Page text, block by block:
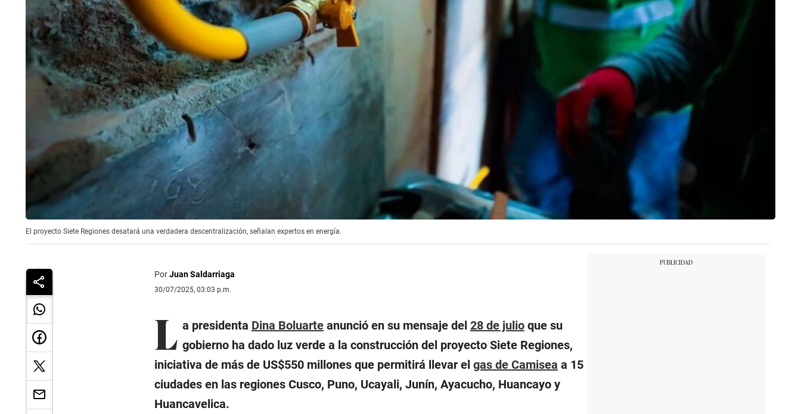
El proyecto Siete Regiones desatará una verdadera descentralización, señalan expertos en energía.
PorJuan Saldarriaga
30/07/2025, 03:03 p.m.
L a presidenta Dina Boluarteanunció en su mensaje del 28 de julioque su
gobierno ha dado luz verde a la construcción del proyecto Siete Regiones,
iniciativa de más de US$550 millones que permitirá llevar el gas de Camisea a 15
ciudades en las regiones Cusco, Puno, Ucayali, Junín, Ayacucho, Huancayo y
Huancavelica.